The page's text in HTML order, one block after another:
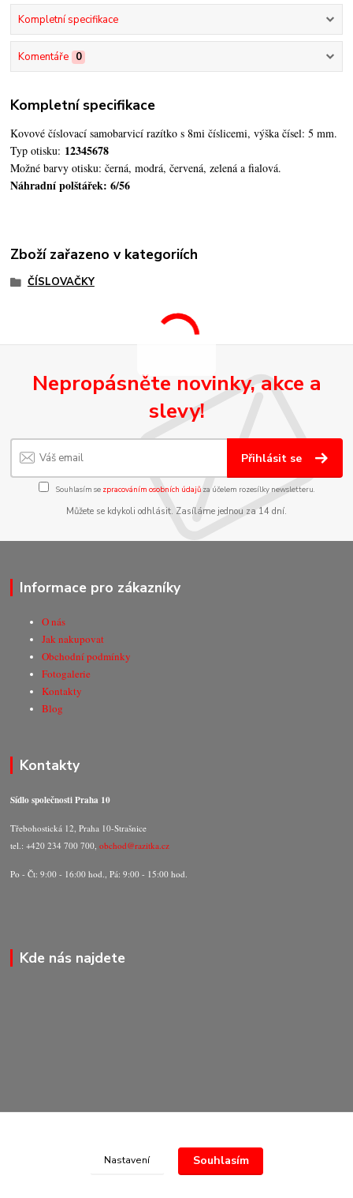
Kompletní specifikace
Komentáře 0
Kompletní specifikace
Kovové číslovací samobarvicí razítko s 8mi číslicemi, výška čísel: 5 mm.
Typ otisku: 12345678
Možné barvy otisku: černá, modrá, červená, zelená a fialová.
Náhradní polštářek: 6/56
Zboží zařazeno v kategoriích
ČÍSLOVAČKY
Nepropásněte novinky, akce a
slevy!
Přihlásit se
Souhlasím se zpracováním osobních údajůza účelem rozesílky newsletteru.
Můžete se kdykoli odhlásit. Zasíláme jednou za 14 dní.
Informace pro zákazníky
O nás
Jak nakupovat
Obchodní podmínky
Fotogalerie
Kontakty
Blog
Kontakty
Sídlo společnosti Praha 10
Třebohostická 12, Praha 10-Strašnice
tel.: +420 234 700 700,obchod@razitka.cz
Po - Čt: 9:00 - 16:00 hod., Pá: 9:00 - 15:00 hod.
Kde nás najdete
Nastavení Souhlasím